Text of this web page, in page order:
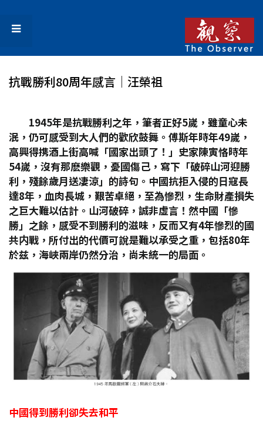
抗戰勝利80周年感言│汪榮祖
1945年是抗戰勝利之年，筆者正好5嵗，雖童心未
泯，仍可感受到大人們的歡欣鼓舞。傅斯年時年49嵗，
高興得携酒上街高喊「國家出頭了！」史家陳寅恪時年
54嵗，沒有那麽樂觀，憂國傷己，寫下「破碎山河迎勝
利，殘餘歲月送凄涼」的詩句。中國抗拒入侵的日寇長
達8年，血肉長城，艱苦卓絕，至為慘烈，生命財產損失
之巨大難以估計。山河破碎，誠非虛言！然中國「慘
勝」之餘，感受不到勝利的滋味，反而又有4年慘烈的國
共内戰，所付出的代價可說是難以承受之重，包括80年
於兹，海峽兩岸仍然分治，尚未統一的局面。
中國得到勝利卻失去和平